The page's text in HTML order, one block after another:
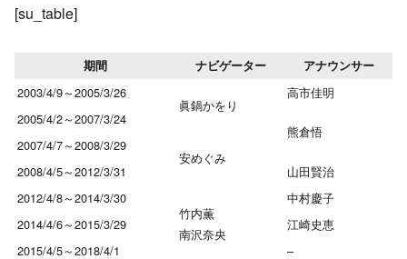
[su_table]
期間 ナビゲーター アナウンサー
2003/4/9～2005/3/26
眞鍋かをり
高市佳明
2005/4/2～2007/3/24
熊倉悟
2007/4/7～2008/3/29
安めぐみ
2008/4/5～2012/3/31
山田賢治
2012/4/8～2014/3/30
竹内薫
南沢奈央
中村慶子
2014/4/6～2015/3/29
江崎史恵
2015/4/5～2018/4/1
–